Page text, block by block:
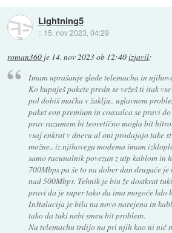
Lightning5
:: 15. nov 2023, 04:29
roman360 je 14. nov 2023 ob 12:40izjavil:
Imam uprašanje glede telemacha in
Ko kupuješ pakete predn se vežeš ti itak
pol dobiš mačka v žaklju.. uglavnem
paket eon premium in coaxalca se pravi
prav razumem bi teoretično mogla bit
vsaj enkrat v dnevu al oni prodajajo take
možne.. iz njihovega modema imam
samo racunalnik povezan z utp kablom in
700Mbps pa še to na dober dan drugače
nad 500Mbps. Tehnik je biu že dostkrat
pravi da je super tako da ima mogoče kdo
Inštalacija je bila na novo narejena in
tako da tuki nebi smeu bit problem.
Na telemachu trdijo na pri njih kao ni nič